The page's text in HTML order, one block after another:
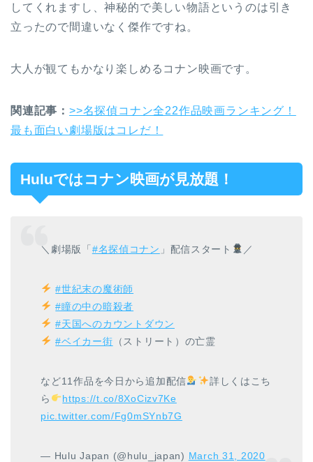
してくれますし、神秘的で美しい物語というのは引き
立ったので間違いなく傑作ですね。
大人が観てもかなり楽しめるコナン映画です。
関連記事： >>名探偵コナン全22作品映画ランキング！
最も面白い劇場版はコレだ！
Huluではコナン映画が見放題！
＼劇場版「#名探偵コナン 」配信スタート ／
#世紀末の魔術師
#瞳の中の暗殺者
#天国へのカウントダウン
#ベイカー街 （ストリート）の亡霊
など11作品を今日から追加配信
詳しくはこち
ら
https://t.co/8XoCizv7Ke
pic.twitter.com/Fg0mSYnb7G
— Hulu Japan (@hulu_japan) March 31, 2020